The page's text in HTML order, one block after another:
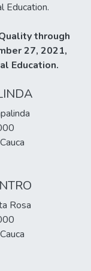
Education.
through
27, 2021,
Education.
Rosa